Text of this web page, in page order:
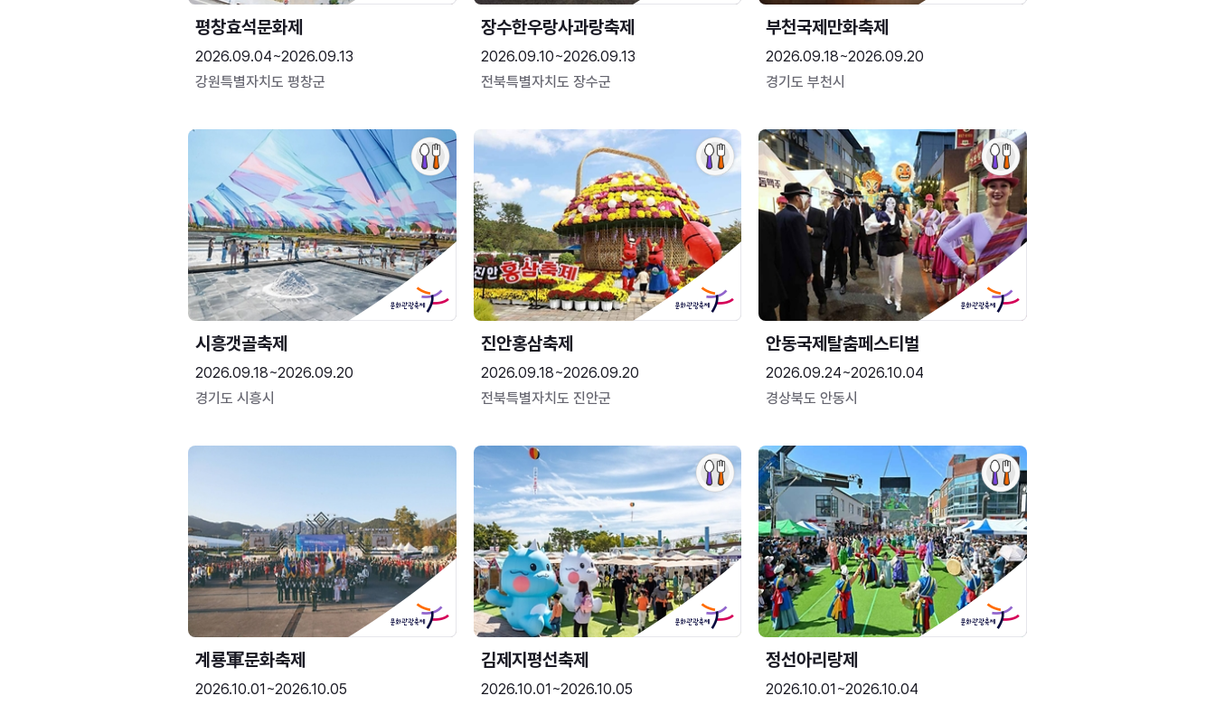
평창효석문화제
2026.09.04~2026.09.13
강원특별자치도 평창군
장수한우랑사과랑축제
2026.09.10~2026.09.13
전북특별자치도 장수군
부천국제만화축제
2026.09.18~2026.09.20
경기도 부천시
시흥갯골축제
2026.09.18~2026.09.20
경기도 시흥시
진안홍삼축제
2026.09.18~2026.09.20
전북특별자치도 진안군
안동국제탈춤페스티벌
2026.09.24~2026.10.04
경상북도 안동시
2026.10.01~2026.10.05
김제지평선축제
2026.10.01~2026.10.05
정선아리랑제
2026.10.01~2026.10.04